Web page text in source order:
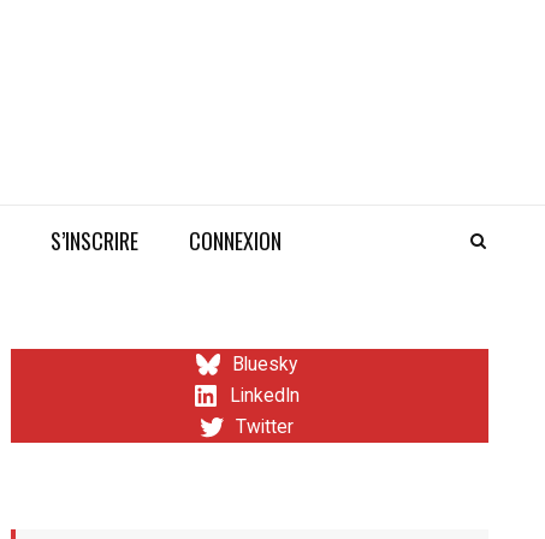
S’INSCRIRE CONNEXION
Bluesky
LinkedIn
Twitter